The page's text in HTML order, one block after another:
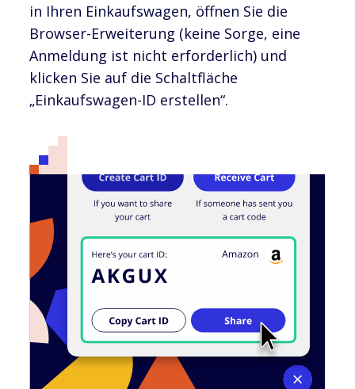
in Ihren Einkaufswagen, öffnen Sie die
Browser-Erweiterung (keine Sorge, eine
Anmeldung ist nicht erforderlich) und
klicken Sie auf die Schaltfläche
„Einkaufswagen-ID erstellen“.